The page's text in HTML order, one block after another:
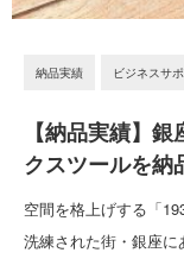
納品実績 ビジネスサ
【納品実績】
クスツールを納
空間を格上げする「
洗練された街・銀座